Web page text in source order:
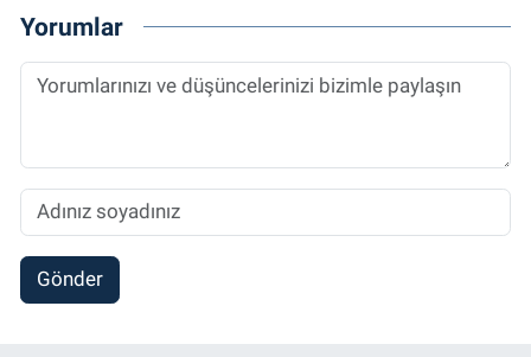
Yorumlar
Gönder